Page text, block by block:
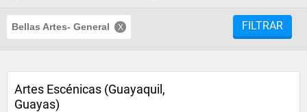
Bellas Artes- General FILTRAR
Artes Escénicas (Guayaquil,
Guayas)